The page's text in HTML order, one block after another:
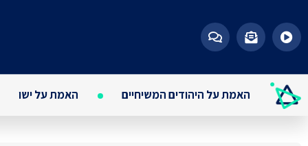
האמת על היהודים המשיחיים האמת על ישו